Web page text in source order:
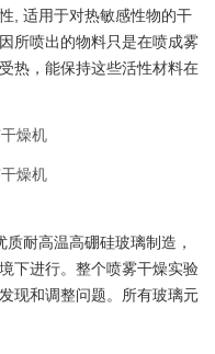
, 适用于对热敏感性物的干
所喷出的物料只是在喷成雾
热，能保持这些活性材料在
耐高温高硼硅玻璃制造，
下进行。整个喷雾干燥实验
现和调整问题。所有玻璃元